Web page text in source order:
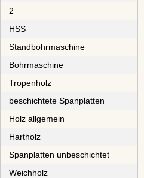
2
⁠⁠⁠⁠⁠⁠HSS
Standbohrmaschine
Bohrmaschine
⁠⁠⁠⁠⁠Tropenholz
⁠⁠⁠⁠⁠⁠⁠⁠⁠⁠beschichtete Spanplatten
Holz allgemein
⁠⁠⁠Hartholz
⁠⁠⁠⁠⁠⁠⁠⁠Spanplatten unbeschichtet
⁠Weichholz